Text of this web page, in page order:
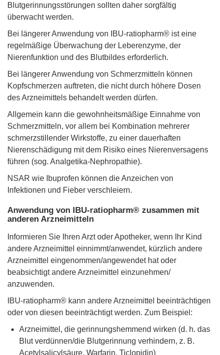
Blutgerinnungsstörungen sollten daher sorgfältig
überwacht werden.
Bei längerer Anwendung von IBU-ratiopharm® ist eine
regelmäßige Überwachung der Leberenzyme, der
Nierenfunktion und des Blutbildes erforderlich.
Bei längerer Anwendung von Schmerzmitteln können
Kopfschmerzen auftreten, die nicht durch höhere Dosen
des Arzneimittels behandelt werden dürfen.
Allgemein kann die gewohnheitsmäßige Einnahme von
Schmerzmitteln, vor allem bei Kombination mehrerer
schmerzstillender Wirkstoffe, zu einer dauerhaften
Nierenschädigung mit dem Risiko eines Nierenversagens
führen (sog. Analgetika-Nephropathie).
NSAR wie Ibuprofen können die Anzeichen von
Infektionen und Fieber verschleiern.
Anwendung von IBU-ratiopharm® zusammen mit
anderen Arzneimitteln
Informieren Sie Ihren Arzt oder Apotheker, wenn Ihr Kind
andere Arzneimittel einnimmt/anwendet, kürzlich andere
Arzneimittel eingenommen/angewendet hat oder
beabsichtigt andere Arzneimittel einzunehmen/
anzuwenden.
IBU-ratiopharm® kann andere Arzneimittel beeinträchtigen
oder von diesen beeinträchtigt werden. Zum Beispiel:
Arzneimittel, die gerinnungshemmend wirken (d. h. das
Blut verdünnen/die Blutgerinnung verhindern, z. B.
Acetylsalicylsäure, Warfarin, Ticlopidin)